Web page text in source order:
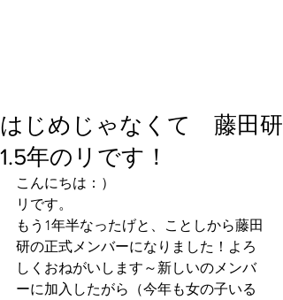
はじめじゃなくて 藤田研
1.5年のリです！
こんにちは：）
リです。
もう1年半なったげと、ことしから藤田
研の正式メンバーになりました！よろ
しくおねがいします～新しいのメンバ
ーに加入したがら（今年も女の子いる